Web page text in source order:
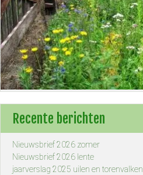
Recente berichten
Nieuwsbrief 2026 zomer
Nieuwsbrief 2026 lente
jaarverslag 2025 uilen en torenvalken